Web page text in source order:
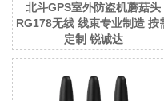
北斗GPS室外防盗机蘑菇头
RG178无线 线束专业制造 按
定制 锐诚达